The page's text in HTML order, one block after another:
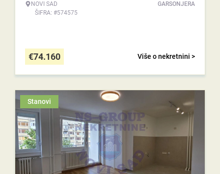
NOVI SAD
ŠIFRA: #574575
GARSONJERA
Više o nekretnini >
€74.160
Stanovi